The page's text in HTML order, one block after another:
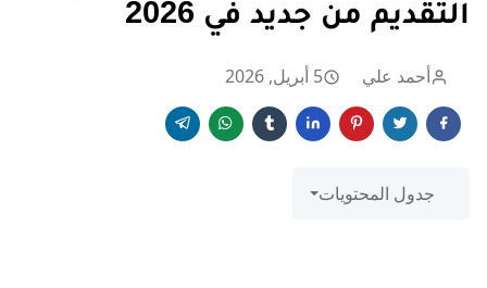
التقديم من جديد في 2026
أحمد علي 5 أبريل, 2026
جدول المحتويات